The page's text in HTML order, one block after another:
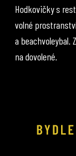
Hodkovičky s
volné
a beachvoleybal.
na dovolené.